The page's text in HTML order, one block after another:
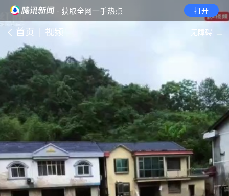
· 获取全网一手热点 打开
首页 视频 无障碍